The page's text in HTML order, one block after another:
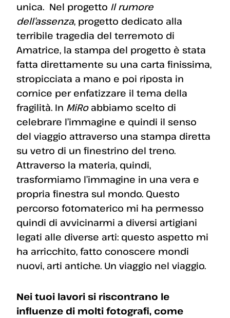
unica. Nel progetto Il rumore
dell’assenza, progetto dedicato alla
terribile tragedia del terremoto di
Amatrice, la stampa del progetto è stata
fatta direttamente su una carta finissima,
stropicciata a mano e poi riposta in
cornice per enfatizzare il tema della
fragilità. In MiRoabbiamo scelto di
celebrare l’immagine e quindi il senso
del viaggio attraverso una stampa diretta
su vetro di un finestrino del treno.
Attraverso la materia, quindi,
trasformiamo l’immagine in una vera e
propria finestra sul mondo. Questo
percorso fotomaterico mi ha permesso
quindi di avvicinarmi a diversi artigiani
legati alle diverse arti: questo aspetto mi
ha arricchito, fatto conoscere mondi
nuovi, arti antiche. Un viaggio nel viaggio.
Nei tuoi lavori si riscontrano le
influenze di molti fotografi, come